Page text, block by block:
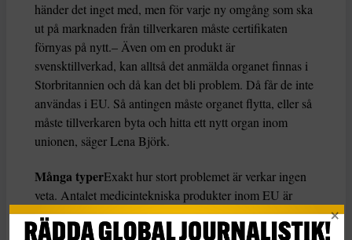
händer det inget med, men för varje ny omgång som ska
ut på marknaden från tillverkaren måste certifikaten
förnyas på nytt.– Även om en produkt är
svensktillverkad, kan alltså det anmälda organet finnas i
Storbritannien och då kan det bli problem. Då får de inte
användas i EU. Så antingen måste organet flytta, eller så
måste tillverkaren byta och hitta ett nytt organ inom
unionen, säger Lena Björk.
Många typerExakt hur stort problemet är verkar ingen
veta. Antalet medicintekniska produkter inom EU är
tusentals – om inte tiotusentals. De organ som utfärdar
certifikaten är också många. Flera är dessutom nischade